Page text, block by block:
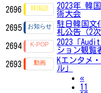
2696
2023年 韓
術大会
2695
駐日韓国文
札公告（2次
2694
2023「
ション観覧
2693
Kエンタメ
ル」
«
11